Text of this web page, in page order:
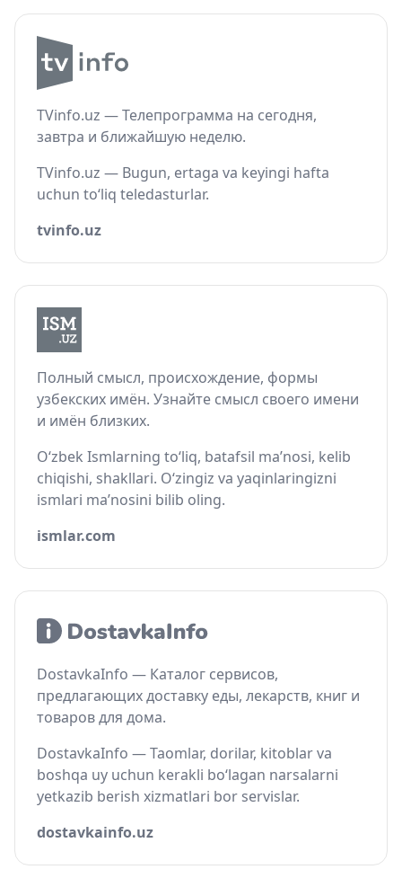
TVinfo.uz — Телепрограмма на сегодня,
завтра и ближайшую неделю.
TVinfo.uz — Bugun, ertaga va keyingi hafta
uchun to‘liq teledasturlar.
tvinfo.uz
Полный смысл, происхождение, формы
узбекских имён. Узнайте смысл своего имени
и имён близких.
O‘zbek Ismlarning to‘liq, batafsil ma’nosi, kelib
chiqishi, shakllari. O‘zingiz va yaqinlaringizni
ismlari ma’nosini bilib oling.
ismlar.com
DostavkaInfo — Каталог сервисов,
предлагающих доставку еды, лекарств, книг и
товаров для дома.
DostavkaInfo — Taomlar, dorilar, kitoblar va
boshqa uy uchun kerakli bo‘lagan narsalarni
yetkazib berish xizmatlari bor servislar.
dostavkainfo.uz